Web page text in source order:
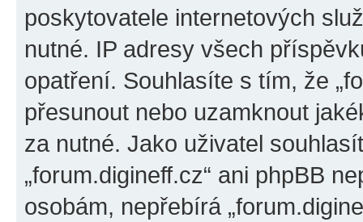
poskytovatele internetových
nutné. IP adresy všech
opatření. Souhlasíte s tím, že
přesunout nebo uzamknout
za nutné. Jako uživatel
„forum.digineff.cz“ ani phpBB
osobám, nepřebírá